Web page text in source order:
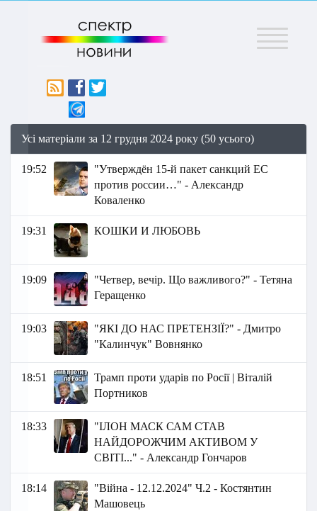
Меню
Усі матеріали за 12 грудня 2024 року (50 усього)
19:52
"Утверждён 15-й пакет санкций ЕС
против россии…" - Александр
Коваленко
19:31 КОШКИ И ЛЮБОВЬ
19:09
"Четвер, вечір. Що важливого?" - Тетяна
Геращенко
19:03
"ЯКІ ДО НАС ПРЕТЕНЗІЇ?" - Дмитро
"Калинчук" Вовнянко
18:51
Трамп проти ударів по Росії | Віталій
Портников
18:33
"ІЛОН МАСК САМ СТАВ
НАЙДОРОЖЧИМ АКТИВОМ У
СВІТІ..." - Александр Гончаров
18:14
"Війна - 12.12.2024" Ч.2 - Костянтин
Машовець